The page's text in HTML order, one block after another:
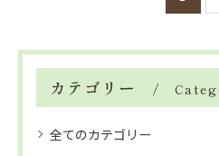
カテゴリー
全てのカテゴリー